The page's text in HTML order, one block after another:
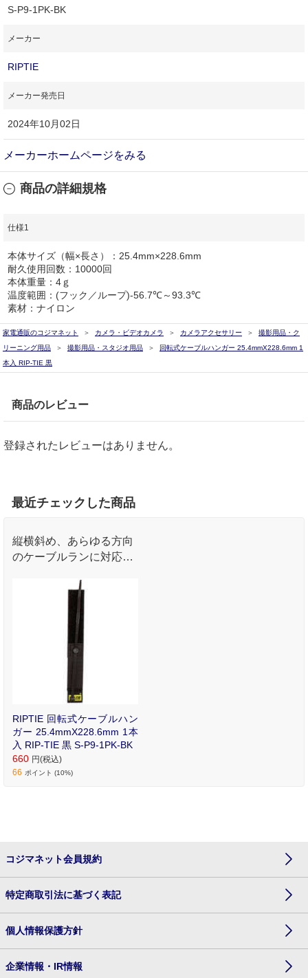
S-P9-1PK-BK
メーカー
RIPTIE
メーカー発売日
2024年10月02日
メーカーホームページをみる
商品の詳細規格
仕様1
本体サイズ（幅×長さ）：25.4mm×228.6mm
耐久使用回数：10000回
本体重量：4ｇ
温度範囲：(フック／ループ)-56.7℃～93.3℃
素材：ナイロン
家電通販のコジマネット カメラ・ビデオカメラ カメラアクセサリー
撮影用品・ク
リーニング用品
撮影用品・スタジオ用品
回転式ケーブルハンガー 25.4mmX228.6mm 1
本入 RIP-TIE 黒
商品のレビュー
登録されたレビューはありません。
最近チェックした商品
縦横斜め、あらゆる方向
のケーブルランに対応可
タイ(22KG)を使用し、柱
ータイプのケーブルラッ
RIPTIE 回転式ケーブルハン
ガー 25.4mmX228.6mm 1本
入 RIP-TIE 黒 S-P9-1PK-BK
660 円(税込)
66 ポイント (10%)
コジマネット会員規約
特定商取引法に基づく表記
個人情報保護方針
企業情報・IR情報